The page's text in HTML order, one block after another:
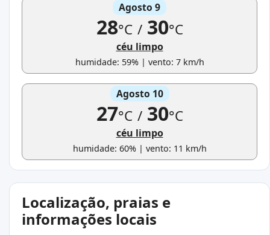
Agosto 9
28°C /30°C
céu limpo
humidade: 59% | vento: 7 km/h
Agosto 10
27°C /30°C
céu limpo
humidade: 60% | vento: 11 km/h
Localização, praias e
informações locais